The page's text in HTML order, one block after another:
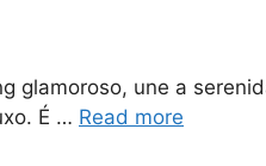
glamoroso, une a
É … Read more